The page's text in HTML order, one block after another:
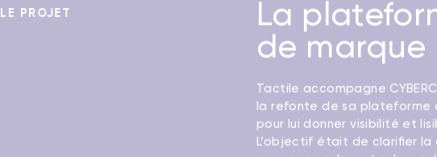
LE PROJET
La
de marque
Tactile accompagne
la refonte de sa plateforme
pour lui donner visibilité et
L’objectif était de clarifier la